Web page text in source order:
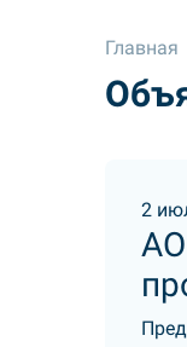
Главная
2
АО